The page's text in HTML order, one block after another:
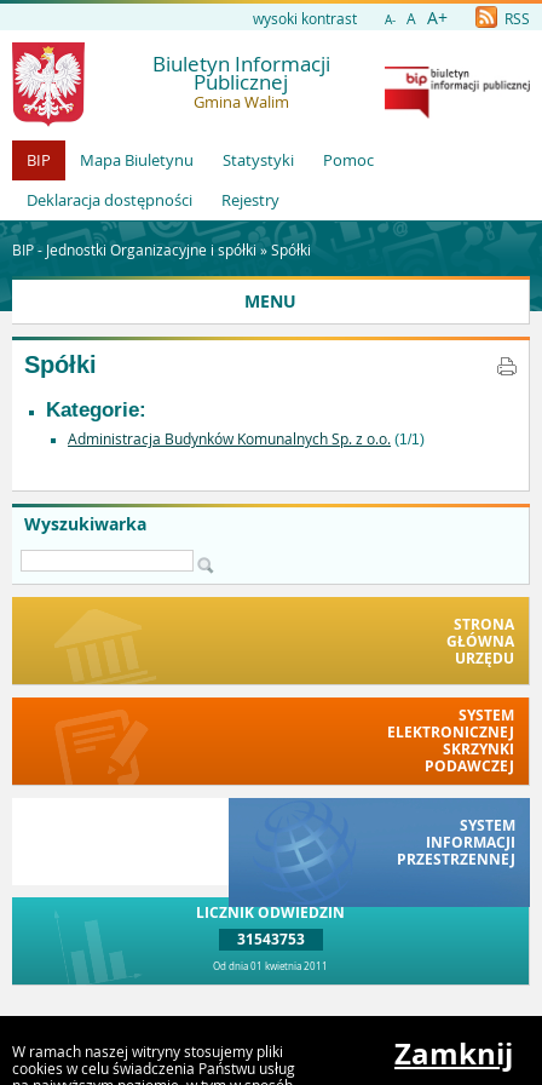
wysoki kontrast A- A A+ RSS
Biuletyn Informacji
Publicznej
Gmina Walim
BIP Mapa Biuletynu Statystyki
Pomoc
Deklaracja dostępności
Rejestry
BIP - Jednostki Organizacyjne i spółki »Spółki
MENU
Wyszukiwarka
STRONA
GŁÓWNA
URZĘDU
SYSTEM
ELEKTRONICZNEJ
SKRZYNKI
PODAWCZEJ
SYSTEM
INFORMACJI
PRZESTRZENNEJ
LICZNIK ODWIEDZIN
31543753
Od dnia 01 kwietnia 2011
Spółki
Kategorie:
Administracja Budynków Komunalnych Sp. z o.o. (1/1)
W ramach naszej witryny stosujemy pliki
cookies w celu świadczenia Państwu usług
Zamknij